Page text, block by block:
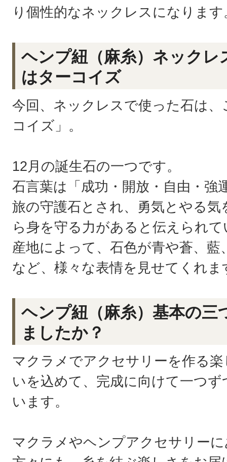
り個性的なネックレスになります
ヘンプ紐（麻糸）ネックレ
はターコイズ
今回、ネックレスで使った石は
コイズ」。
12月の誕生石の一つです。
石言葉は「成功・開放・自由・強
旅の守護石とされ、勇気とやる
ら身を守る力があると伝えられ
産地によって、石色が青や蒼、藍
など、様々な表情を見せてくれま
ヘンプ紐（麻糸）基本の三
ましたか？
マクラメでアクセサリーを作る
いを込めて、完成に向けて一つ
います。
マクラメやヘンプアクセサリー